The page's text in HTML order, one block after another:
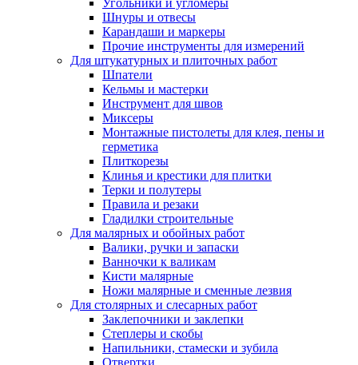
Угольники и угломеры
Шнуры и отвесы
Карандаши и маркеры
Прочие инструменты для измерений
Для штукатурных и плиточных работ
Шпатели
Кельмы и мастерки
Инструмент для швов
Миксеры
Монтажные пистолеты для клея, пены и
герметика
Плиткорезы
Клинья и крестики для плитки
Терки и полутеры
Правила и резаки
Гладилки строительные
Для малярных и обойных работ
Валики, ручки и запаски
Ванночки к валикам
Кисти малярные
Ножи малярные и сменные лезвия
Для столярных и слесарных работ
Заклепочники и заклепки
Степлеры и скобы
Напильники, стамески и зубила
Отвертки